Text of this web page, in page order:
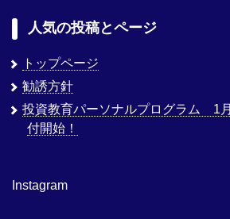
人気の投稿とページ
トップページ
勧誘方針
投資教育パーソナルプログラム 1
付開始！
Instagram